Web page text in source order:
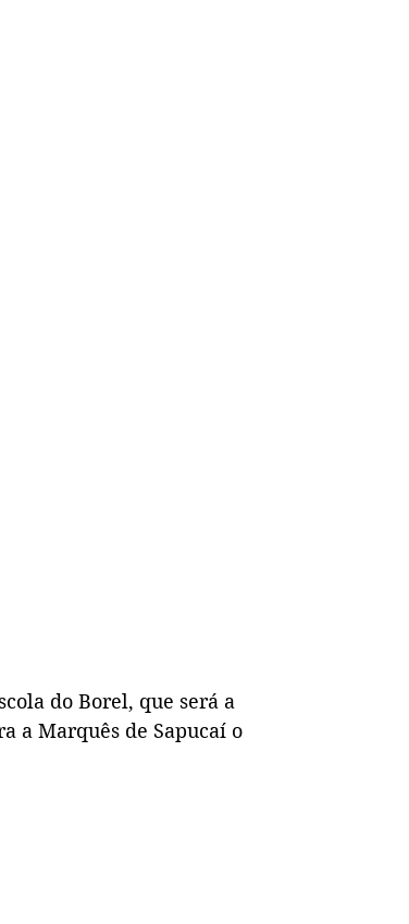
do Borel, que será a
a Marquês de Sapucaí o